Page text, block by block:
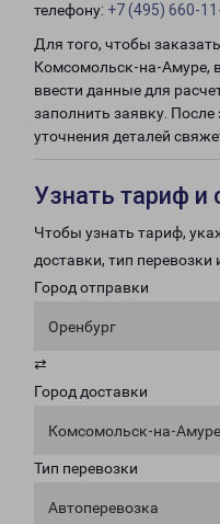
телефону: +7 (495) 660-
Для того, чтобы
Комсомольск-на-Амуре,
ввести данные для
заполнить заявку.
уточнения деталей
Узнать тариф и
Чтобы узнать тариф,
доставки, тип перевозки
Город отправки
Оренбург
⇄
Город доставки
Комсомольск-на-Амуре
Тип перевозки
Автоперевозка